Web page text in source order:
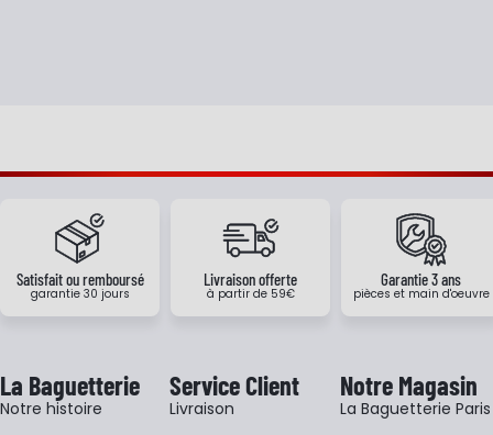
Satisfait ou remboursé
garantie 30 jours
Livraison offerte
à partir de 59€
Garantie 3 ans
pièces et main d'oeuvre
La Baguetterie
Notre histoire
Service Client
Livraison
Notre Magasin
La Baguetterie Paris